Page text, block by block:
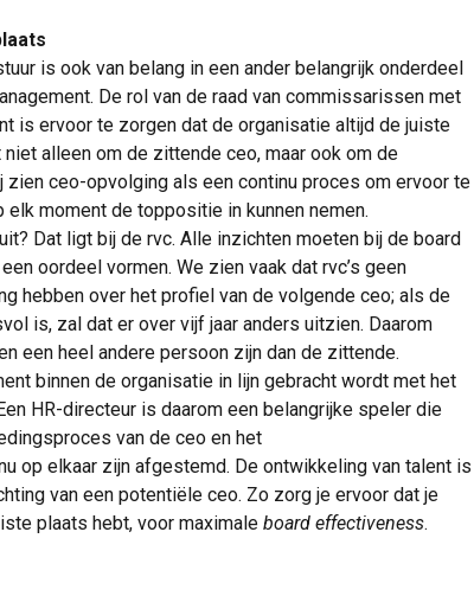
is ook van belang in een ander belangrijk onderdeel
De rol van de raad van commissarissen met
is ervoor te zorgen dat de organisatie altijd de juiste
alleen om de zittende ceo, maar ook om de
zien ceo-opvolging als een continu proces om ervoor te
moment de toppositie in kunnen nemen.
Dat ligt bij de rvc. Alle inzichten moeten bij de board
oordeel vormen. We zien vaak dat rvc’s geen
hebben over het profiel van de volgende ceo; als de
is, zal dat er over vijf jaar anders uitzien. Daarom
een heel andere persoon zijn dan de zittende.
binnen de organisatie in lijn gebracht wordt met het
HR-directeur is daarom een belangrijke speler die
van de ceo en het
op elkaar zijn afgestemd. De ontwikkeling van talent is
van een potentiële ceo. Zo zorg je ervoor dat je
plaats hebt, voor maximale board effectiveness.